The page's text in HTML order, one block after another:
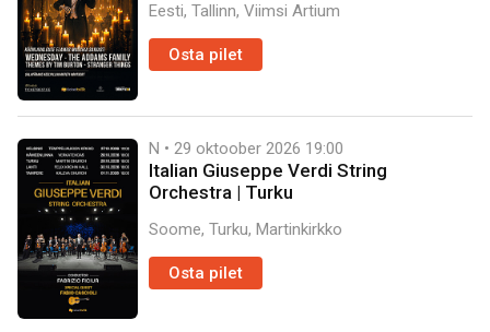
Eesti, Tallinn, Viimsi Artium
Osta pilet
N • 29 oktoober 2026 19:00
Italian Giuseppe Verdi String
Orchestra | Turku
Soome, Turku, Martinkirkko
Osta pilet